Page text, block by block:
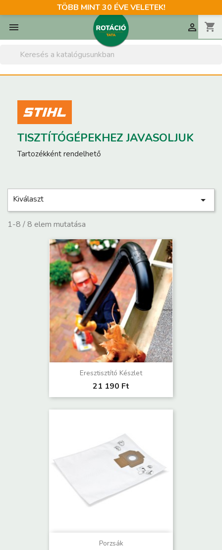
TÖBB MINT 30 ÉVE VELETEK!
 shopping_cart

TISZTÍTÓGÉPEKHEZ JAVASOLJUK
Tartozékként rendelhető
Kiválaszt 
1-8 / 8 elem mutatása
Eresztisztító Készlet
21 190 Ft
Porzsák